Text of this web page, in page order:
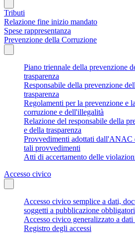
Tributi
Relazione fine inizio mandato
Spese rappresentanza
Prevenzione della Corruzione
Piano triennale della prevenzione
trasparenza
Responsabile della prevenzione
trasparenza
Regolamenti per la prevenzione e
corruzione e dell'illegalità
Relazione del responsabile della
e della trasparenza
Provvedimenti adottati dall'ANAC
tali provvedimenti
Atti di accertamento delle
Accesso civico
Accesso civico semplice a dati,
soggetti a pubblicazione
Accesso civico generalizzato a
Registro degli accessi